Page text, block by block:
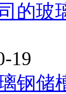
的玻
19
钢储